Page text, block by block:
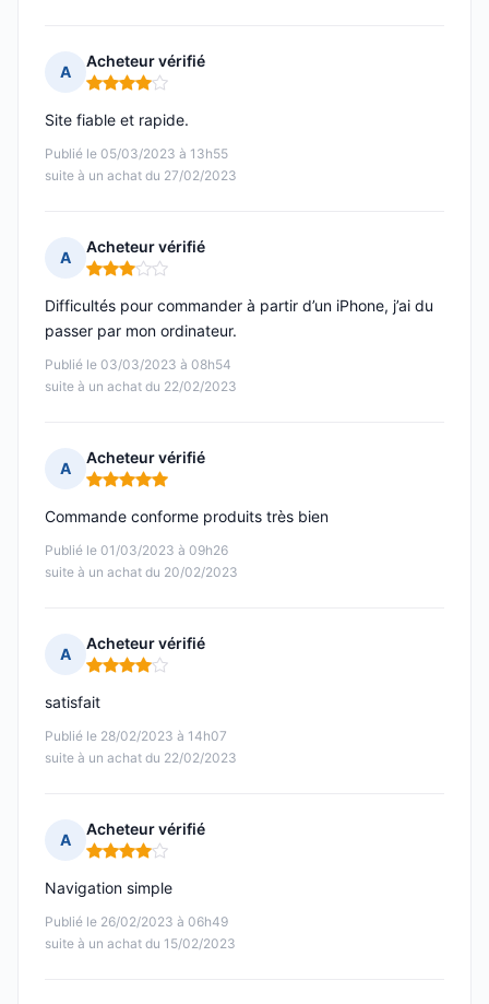
A
Acheteur vérifié
Note : 4 sur 5
Publié le 05/03/2023 à 13h55
suite à un achat du 27/02/2023
Site fiable et rapide.
A
Acheteur vérifié
Note : 3 sur 5
Publié le 03/03/2023 à 08h54
suite à un achat du 22/02/2023
Difficultés pour commander à partir d’un iPhone, j’ai du
passer par mon ordinateur.
A
Acheteur vérifié
Note : 5 sur 5
Publié le 01/03/2023 à 09h26
suite à un achat du 20/02/2023
Commande conforme produits très bien
A
Acheteur vérifié
Note : 4 sur 5
Publié le 28/02/2023 à 14h07
suite à un achat du 22/02/2023
satisfait
A
Acheteur vérifié
Note : 4 sur 5
Publié le 26/02/2023 à 06h49
suite à un achat du 15/02/2023
Navigation simple